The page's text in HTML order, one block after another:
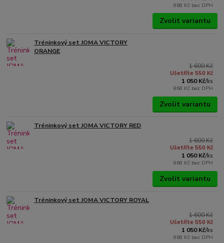
868 Kč bez DPH
Zvolit variantu
Tréninkový set JOMA VICTORY
ORANGE
1 600 Kč
Ušetříte 550 Kč
1 050 Kč/ks
868 Kč bez DPH
Zvolit variantu
Tréninkový set JOMA VICTORY RED
1 600 Kč
Ušetříte 550 Kč
1 050 Kč/ks
868 Kč bez DPH
Zvolit variantu
Tréninkový set JOMA VICTORY ROYAL
1 600 Kč
Ušetříte 550 Kč
1 050 Kč/ks
868 Kč bez DPH